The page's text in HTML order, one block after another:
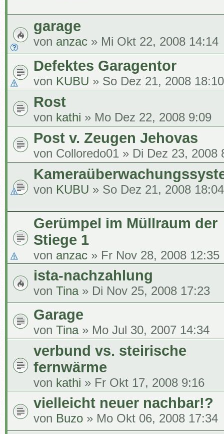
garage
von anzac » Mi Okt 22, 2008 14:14
Defektes Garagentor
von KUBU » So Dez 21, 2008 18:10
Rost
von kathi » Mo Dez 22, 2008 9:09
Post v. Zeugen Jehovas
von Colloredo01 » Di Dez 23, 2008
von KUBU » So Dez 21, 2008 18:04
Gerümpel im Müllraum der
Stiege 1
von anzac » Fr Nov 28, 2008 12:35
ista-nachzahlung
von Tina» Di Nov 25, 2008 17:23
Garage
von Tina» Mo Jul 30, 2007 14:34
verbund vs. steirische
fernwärme
von kathi » Fr Okt 17, 2008 9:16
vielleicht neuer nachbar!?
von Buzo » Mo Okt 06, 2008 17:34